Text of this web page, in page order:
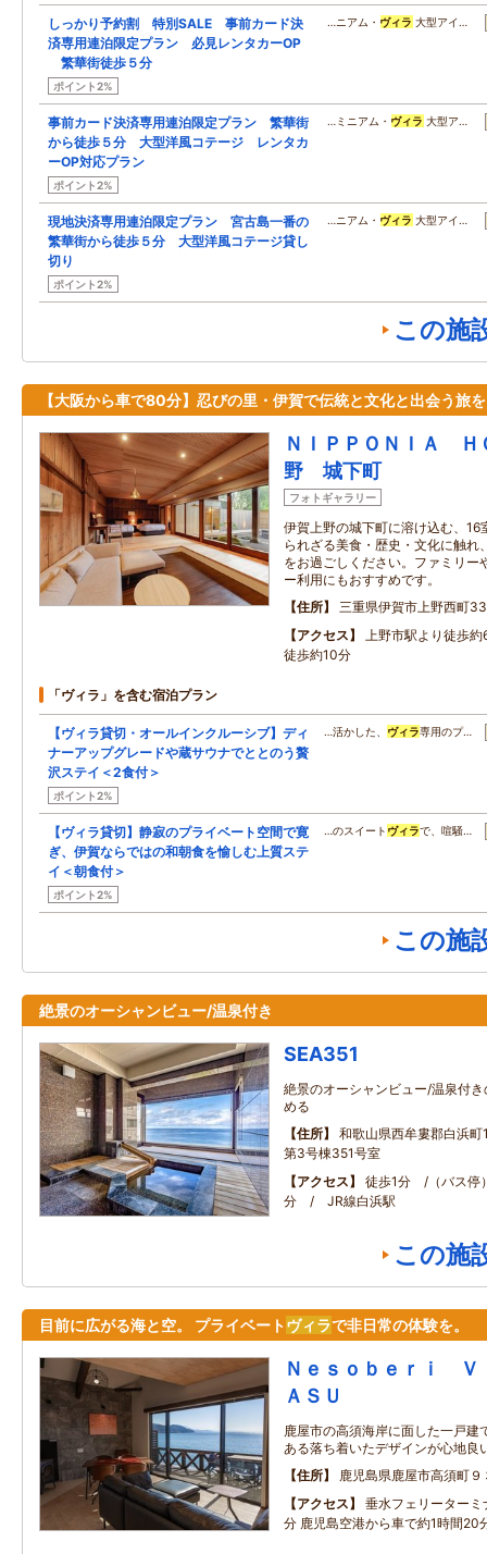
しっかり予約割 特別SALE 事前カード決
済専用連泊限定プラン 必見レンタカーOP
繁華街徒歩５分
ポイント2%
…ニアム・ ヴィラ 大型アイ…
事前カード決済専用連泊限定プラン 繁華街
から徒歩５分 大型洋風コテージ レンタカ
ーOP対応プラン
ポイント2%
…ミニアム・ ヴィラ 大型ア…
現地決済専用連泊限定プラン 宮古島一番の
繁華街から徒歩５分 大型洋風コテージ貸し
切り
ポイント2%
…ニアム・ ヴィラ 大型アイ…
この施
【大阪から車で80分】忍びの里・伊賀で伝統と文化と出会う旅
ＮＩＰＰＯＮＩＡ
野 城下町
フォトギャラリー
伊賀上野の城下町に溶け込む、16
られざる美食・歴史・文化に触れ
をお過ごしください。ファミリー
ー利用にもおすすめです。
住所
三重県伊賀市上野西町
アクセス
上野市駅より徒歩
徒歩約10分
「ヴィラ」を含む宿泊プラン
【ヴィラ貸切・オールインクルーシブ】ディ
ナーアップグレードや蔵サウナでととのう贅
沢ステイ＜2食付＞
ポイント2%
…活かした、 ヴィラ専用のプ…
【ヴィラ貸切】静寂のプライベート空間で寛
ぎ、伊賀ならではの和朝食を愉しむ上質ステ
イ＜朝食付＞
ポイント2%
…のスイート ヴィラで、喧騒…
この施
絶景のオーシャンビュー/温泉付き
SEA351
絶景のオーシャンビュー/温泉付
める
住所
和歌山県西牟婁郡白浜
第3号棟351号室
アクセス
徒歩1分 /（バス停
分 / JR線白浜駅
この施
目前に広がる海と空。 プライベートヴィラで非日常の体験を。
Ｎｅｓｏｂｅｒｉ
ＡＳＵ
鹿屋市の高須海岸に面した一戸建
ある落ち着いたデザインが心地良
住所
鹿児島県鹿屋市高須町９
アクセス
垂水フェリーター
分 鹿児島空港から車で約1時間20